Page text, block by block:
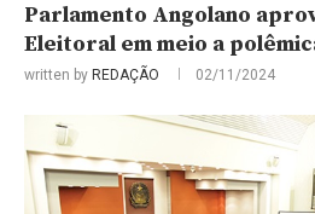
Parlamento Angolano
Eleitoral em meio a
written by REDAÇÃO 02/11/2024